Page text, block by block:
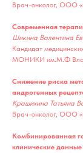
Врач-онколог, ООО
Современная
Шикина Валентина
Кандидат
МОНИКИ им.М.Ф
Снижение риска
андрогенных
Крашихина Татьяна
Врач-онколог, ООО
Комбинированная
клинические